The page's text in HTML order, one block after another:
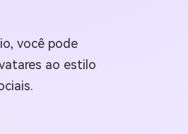
você pode
ao estilo